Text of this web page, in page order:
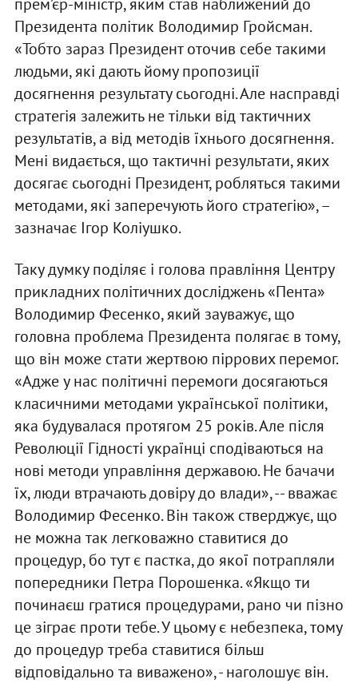
Президента політик Володимир Гройсман.
«Тобто зараз Президент оточив себе такими
людьми, які дають йому пропозиції
досягнення результату сьогодні. Але насправді
стратегія залежить не тільки від тактичних
результатів, а від методів їхнього досягнення.
Мені видається, що тактичні результати, яких
досягає сьогодні Президент, робляться такими
методами, які заперечують його стратегію», –
зазначає Ігор Коліушко.
Таку думку поділяє і голова правління Центру
прикладних політичних досліджень «Пента»
Володимир Фесенко, який зауважує, що
головна проблема Президента полягає в тому,
що він може стати жертвою піррових перемог.
«Адже у нас політичні перемоги досягаються
класичними методами української політики,
яка будувалася протягом 25 років. Але після
Революції Гідності українці сподіваються на
нові методи управління державою. Не бачачи
їх, люди втрачають довіру до влади», -- вважає
Володимир Фесенко. Він також стверджує, що
не можна так легковажно ставитися до
процедур, бо тут є пастка, до якої потрапляли
попередники Петра Порошенка. «Якщо ти
починаєш гратися процедурами, рано чи пізно
це зіграє проти тебе. У цьому є небезпека, тому
до процедур треба ставитися більш
відповідально та виважено», - наголошує він.